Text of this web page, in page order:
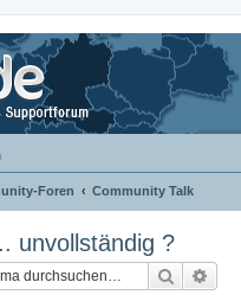
Foren Community Talk
unvollständig ?
Suche